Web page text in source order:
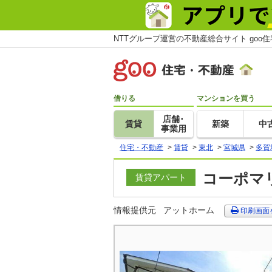
NTTグループ運営の不動産総合サイト goo
借りる
賃貸
店舗･
事業用
マンションを買う
新築 中
住宅・不動産 > 賃貸 > 東北 > 宮城県 > 多賀
賃貸アパート コーポマ
情報提供元 アットホーム 印刷画面